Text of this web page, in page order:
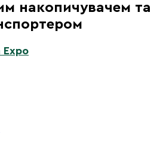
накопичувачем та
Expo